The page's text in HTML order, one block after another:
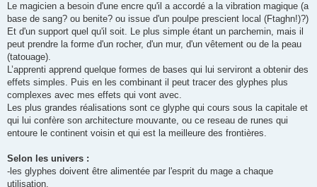
Le magicien a besoin d'une encre qu'il a accordé a la vibration magique (a
base de sang? ou benite? ou issue d'un poulpe prescient local (Ftaghn!)?)
Et d'un support quel qu'il soit. Le plus simple étant un parchemin, mais il
peut prendre la forme d'un rocher, d'un mur, d'un vêtement ou de la peau
(tatouage).
L’apprenti apprend quelque formes de bases qui lui serviront a obtenir des
effets simples. Puis en les combinant il peut tracer des glyphes plus
complexes avec mes effets qui vont avec.
Les plus grandes réalisations sont ce glyphe qui cours sous la capitale et
qui lui confère son architecture mouvante, ou ce reseau de runes qui
entoure le continent voisin et qui est la meilleure des frontières.
Selon les univers :
-les glyphes doivent être alimentée par l'esprit du mage a chaque
utilisation.